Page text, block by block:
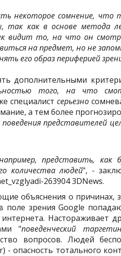
некоторое сомнение, что
так как в основе метода
видит то, на что он
на предмет, но не
его образ периферией
дополнительными
того, на что
специалист серьезно
а тем более
представителей
представить, как
количества людей", -
263904 3DNews.
объяснения о причинах,
поле зрения Google
Настораживает
"поведенческий
вопросов. Людей
- опасность тотального